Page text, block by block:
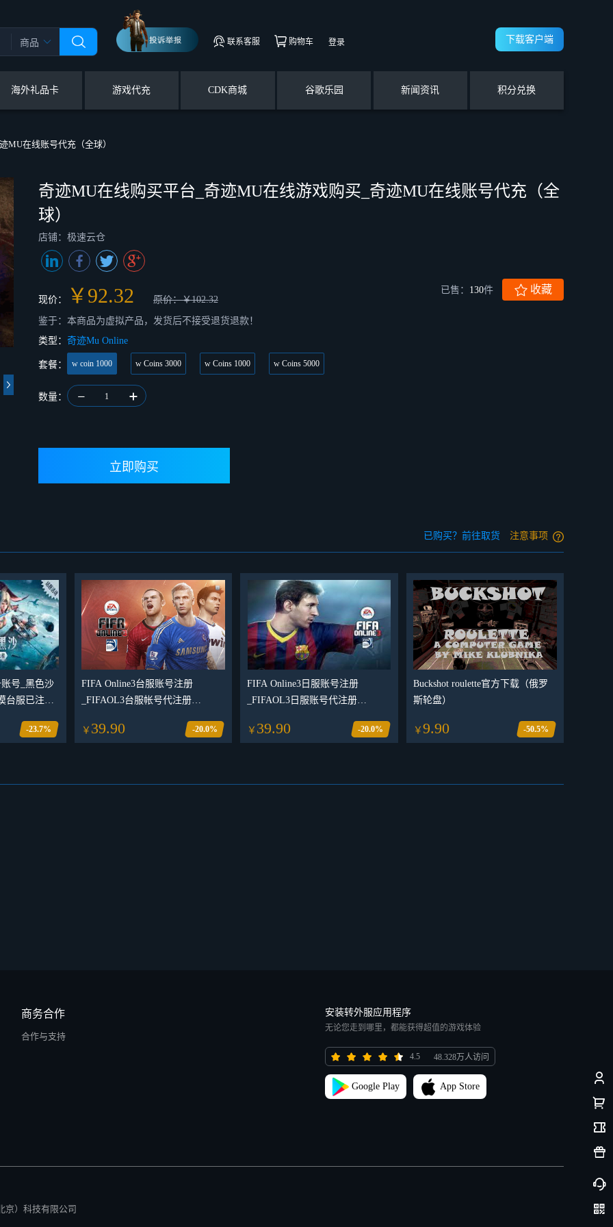
商品 联系客服 购物车 登录 下载客户端
海外礼品卡 游戏代充 CDK商城 谷歌乐园 新闻资讯 积分兑换
MU在线账号代充（全球）
奇迹MU在线购买平台_奇迹MU在线游戏购买_奇迹MU在线账号代充（全
球）
店铺：极速云仓
现价： ￥92.32 原价：￥102.32
已售： 130件 收藏
鉴于：本商品为虚拟产品，发货后不接受退货退款！
类型： 奇迹Mu Online
套餐： w coin 1000 w Coins 3000 w Coins 1000 w Coins 5000
数量： 1
已购买？前往取货 注意事项
号_黑色沙
台服已注册
-23.7%
FIFA Online3台服账号注册
_FIFAOL3台服帐号代注册
角色名ID
￥ 39.90 -20.0%
FIFA Online3日服账号注册
_FIFAOL3日服账号代注册
角色名ID
￥ 39.90 -20.0%
Buckshot roulette官方下载（俄罗
斯轮盘）
￥ 9.90 -50.5%
商务合作
合作与支持
安装转外服应用程序
无论您走到哪里，都能获得超值的游戏体验
4.5 48.328万人访问
Google Play App Store
京）科技有限公司